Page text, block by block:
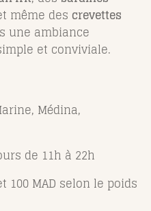
même des crevettes
une ambiance
et conviviale.
Médina,
de 11h à 22h
100 MAD selon le poids